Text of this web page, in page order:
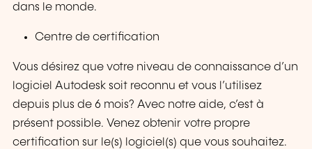
dans le monde.
Centre de certification
Vous désirez que votre niveau de connaissance d’un
logiciel Autodesk soit reconnu et vous l’utilisez
depuis plus de 6 mois? Avec notre aide, c’est à
présent possible. Venez obtenir votre propre
certification sur le(s) logiciel(s) que vous souhaitez.